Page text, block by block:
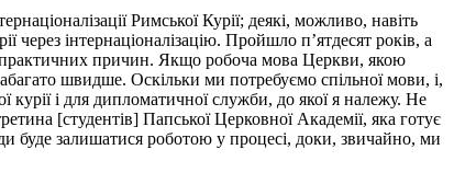
Римської Курії; деякі, можливо, навіть
інтернаціоналізацію. Пройшло п’ятдесят років, а
практичних причин. Якщо робоча мова Церкви, якою
швидше. Оскільки ми потребуємо спільної мови, і,
і для дипломатичної служби, до якої я належу. Не
[студентів] Папської Церковної Академії, яка готує
буде залишатися роботою у процесі, доки, звичайно, ми